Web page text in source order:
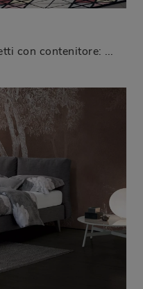
Clicca e scopri di più sui Letti con contenitore: se vuoi modelli matrimoniali moderni, il modello Veglio Oggioni fa per te.